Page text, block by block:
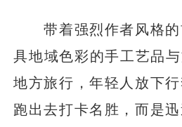
带着强烈作者风格的
具地域色彩的手工艺品
地方旅行，年轻人放下
跑出去打卡名胜，而是